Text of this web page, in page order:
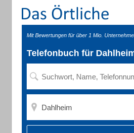
Mit Bewertungen für über 1 Mio.
Telefonbuch für